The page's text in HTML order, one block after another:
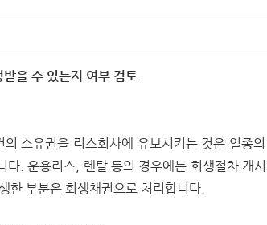
을 수 있는지 여부 검토
소유권을 리스회사에 유보시키는 것은 일종
. 운용리스, 렌탈 등의 경우에는 회생절차 개
한 부분은 회생채권으로 처리합니다.